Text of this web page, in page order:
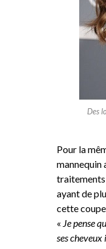
Des
Pour la
mannequin
traitements
ayant de
cette
« Je pense
ses